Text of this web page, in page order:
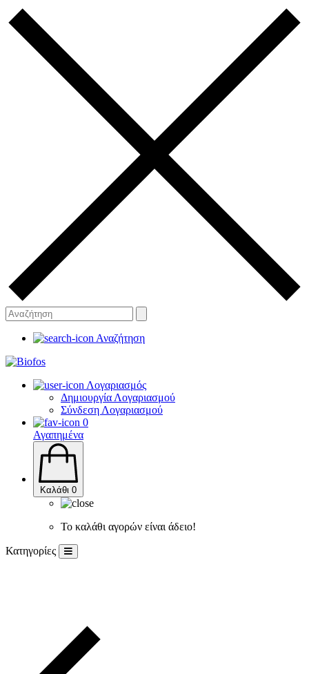
Αναζήτηση
Λογαριασμός
Δημιουργία Λογαριασμού
Σύνδεση Λογαριασμού
0
Αγαπημένα
Καλάθι 0
Το καλάθι αγορών είναι άδειο!
Κατηγορίες